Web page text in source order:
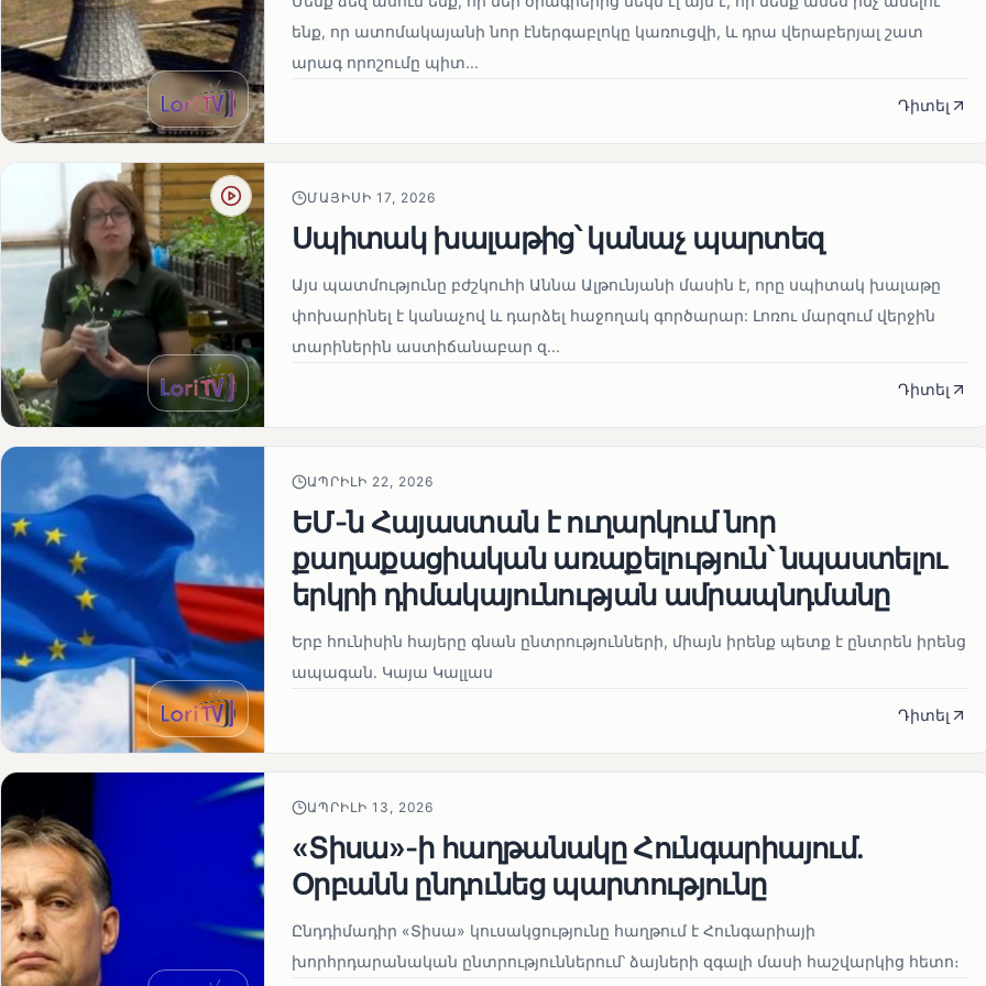
ենք, որ ատոմակայանի նոր էներգաբլոկը կառուցվի, և դրա վերաբերյալ շատ
արագ որոշումը պիտ...
Դիտել
ՄԱՅԻՍԻ 17, 2026
Սպիտակ խալաթից՝ կանաչ պարտեզ
Այս պատմությունը բժշկուհի Աննա Ալթունյանի մասին է, որը սպիտակ խալաթը
փոխարինել է կանաչով և դարձել հաջողակ գործարար: Լոռու մարզում վերջին
տարիներին աստիճանաբար զ...
Դիտել
ԱՊՐԻԼԻ 22, 2026
ԵՄ-ն Հայաստան է ուղարկում նոր
քաղաքացիական առաքելություն՝ նպաստելու
երկրի դիմակայունության ամրապնդմանը
Երբ հունիսին հայերը գնան ընտրությունների, միայն իրենք պետք է ընտրեն իրենց
ապագան. Կայա Կալլաս
Դիտել
ԱՊՐԻԼԻ 13, 2026
«Տիսա»-ի հաղթանակը Հունգարիայում․
Օրբանն ընդունեց պարտությունը
Ընդդիմադիր «Տիսա» կուսակցությունը հաղթում է Հունգարիայի
խորհրդարանական ընտրություններում՝ ձայների զգալի մասի հաշվարկից հետո։